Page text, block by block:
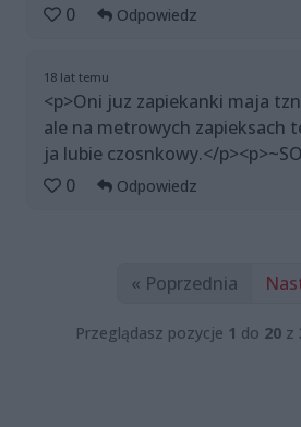
0
Odpowiedz
18 lat temu
<p>Oni juz zapiekanki maja
ale na metrowych zapieksach
ja lubie czosnkowy.</
0
Odpowiedz
« Poprzednia
Przeglądasz pozycje 1 do 20 z